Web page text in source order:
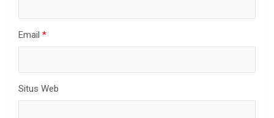
Email *
Situs Web